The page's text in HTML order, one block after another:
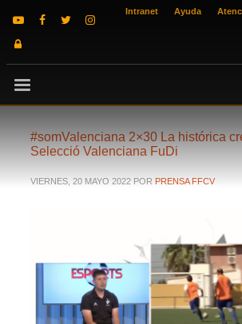
Intranet Ayuda
#somValenciana 2×30 La histórica
Selecció Valenciana FuDi
VIERNES, 20 MAYO 2022 POR PRENSA FFCV